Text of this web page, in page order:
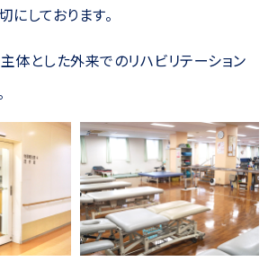
にしております。
体とした外来でのリハビリテーション